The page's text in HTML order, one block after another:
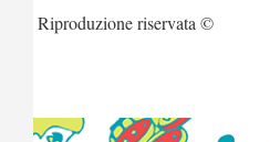
Riproduzione riservata ©